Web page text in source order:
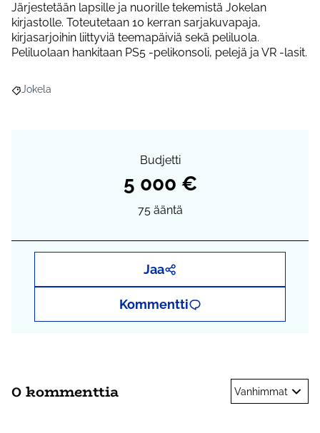
Järjestetään lapsille ja nuorille tekemistä Jokelan
kirjastolle. Toteutetaan 10 kerran sarjakuvapaja,
kirjasarjoihin liittyviä teemapäiviä sekä peliluola.
Peliluolaan hankitaan PS5 -pelikonsoli, pelejä ja VR -lasit.
Rajaa tulokset aihepiirin mukaan: Jokela
Jokela
Budjetti
5 000 €
75 ääntä
Jaa
Kommentti
0 kommenttia Vanhimmat